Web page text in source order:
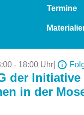
Termine
- 18:00 Uhr
der Initiative
in der